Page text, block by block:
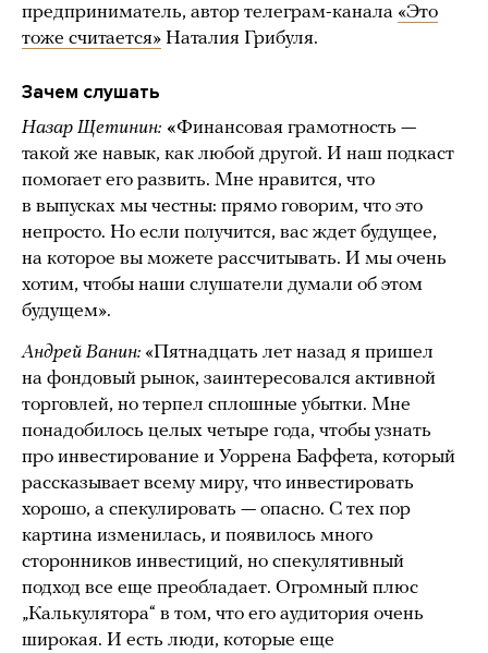
предприниматель, автор телеграм-канала «Это
тоже считается» Наталия Грибуля.
Зачем слушать
Назар Щетинин: «Финансовая грамотность —
такой же навык, как любой другой. И наш подкаст
помогает его развить. Мне нравится, что
в выпусках мы честны: прямо говорим, что это
непросто. Но если получится, вас ждет будущее,
на которое вы можете рассчитывать. И мы очень
хотим, чтобы наши слушатели думали об этом
будущем».
Андрей Ванин: «Пятнадцать лет назад я пришел
на фондовый рынок, заинтересовался активной
торговлей, но терпел сплошные убытки. Мне
понадобилось целых четыре года, чтобы узнать
про инвестирование и Уоррена Баффета, который
рассказывает всему миру, что инвестировать
хорошо, а спекулировать — опасно. С тех пор
картина изменилась, и появилось много
сторонников инвестиций, но спекулятивный
подход все еще преобладает. Огромный плюс
„Калькулятора“ в том, что его аудитория очень
широкая. И есть люди, которые еще